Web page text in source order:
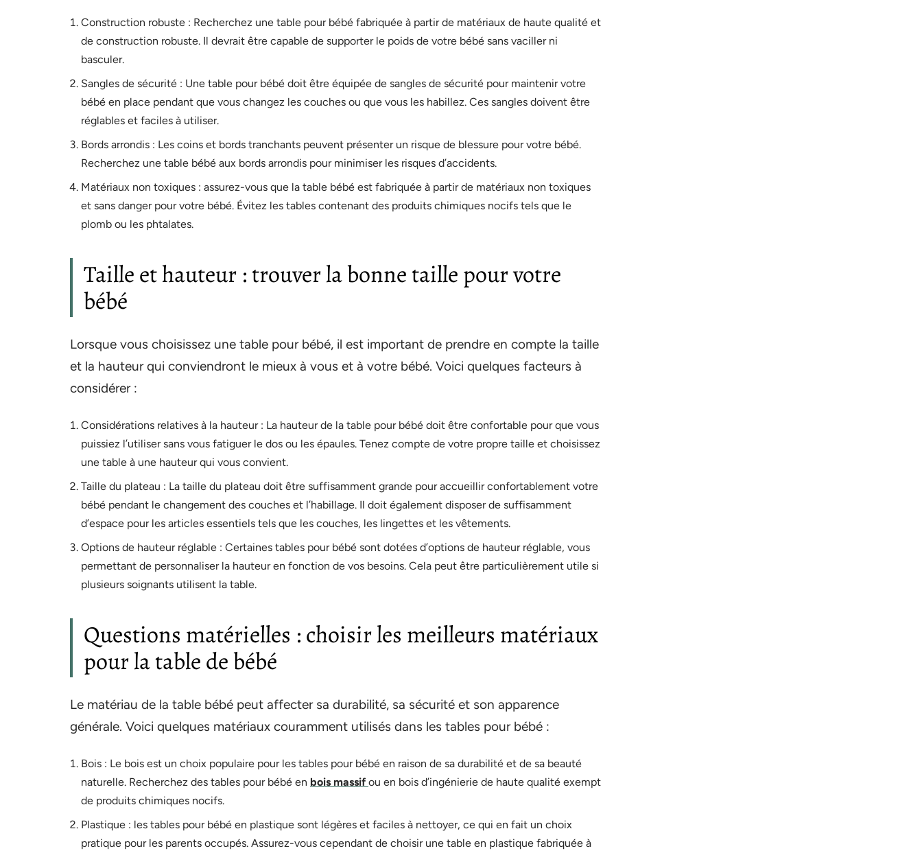
Construction robuste : Recherchez une table pour bébé fabriquée à partir de matériaux de haute qualité et
de construction robuste. Il devrait être capable de supporter le poids de votre bébé sans vaciller ni
basculer.
Sangles de sécurité : Une table pour bébé doit être équipée de sangles de sécurité pour maintenir votre
bébé en place pendant que vous changez les couches ou que vous les habillez. Ces sangles doivent être
réglables et faciles à utiliser.
Bords arrondis : Les coins et bords tranchants peuvent présenter un risque de blessure pour votre bébé.
Recherchez une table bébé aux bords arrondis pour minimiser les risques d’accidents.
Matériaux non toxiques : assurez-vous que la table bébé est fabriquée à partir de matériaux non toxiques
et sans danger pour votre bébé. Évitez les tables contenant des produits chimiques nocifs tels que le
plomb ou les phtalates.
Taille et hauteur : trouver la bonne taille pour votre
bébé
Lorsque vous choisissez une table pour bébé, il est important de prendre en compte la taille
et la hauteur qui conviendront le mieux à vous et à votre bébé. Voici quelques facteurs à
considérer :
Considérations relatives à la hauteur : La hauteur de la table pour bébé doit être confortable pour que vous
puissiez l’utiliser sans vous fatiguer le dos ou les épaules. Tenez compte de votre propre taille et choisissez
une table à une hauteur qui vous convient.
Taille du plateau : La taille du plateau doit être suffisamment grande pour accueillir confortablement votre
bébé pendant le changement des couches et l’habillage. Il doit également disposer de suffisamment
d’espace pour les articles essentiels tels que les couches, les lingettes et les vêtements.
Options de hauteur réglable : Certaines tables pour bébé sont dotées d’options de hauteur réglable, vous
permettant de personnaliser la hauteur en fonction de vos besoins. Cela peut être particulièrement utile si
plusieurs soignants utilisent la table.
Questions matérielles : choisir les meilleurs matériaux
pour la table de bébé
Le matériau de la table bébé peut affecter sa durabilité, sa sécurité et son apparence
générale. Voici quelques matériaux couramment utilisés dans les tables pour bébé :
Bois : Le bois est un choix populaire pour les tables pour bébé en raison de sa durabilité et de sa beauté
naturelle. Recherchez des tables pour bébé en bois massif ou en bois d’ingénierie de haute qualité exempt
de produits chimiques nocifs.
Plastique : les tables pour bébé en plastique sont légères et faciles à nettoyer, ce qui en fait un choix
pratique pour les parents occupés. Assurez-vous cependant de choisir une table en plastique fabriquée à